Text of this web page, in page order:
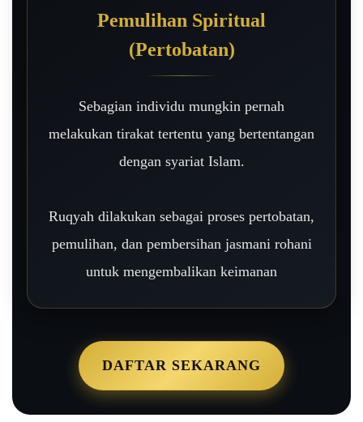
Pemulihan Spiritual
(Pertobatan)
Sebagian individu mungkin pernah
melakukan tirakat tertentu yang bertentangan
dengan syariat Islam.
Ruqyah dilakukan sebagai proses pertobatan,
pemulihan, dan pembersihan jasmani rohani
untuk mengembalikan keimanan
DAFTAR SEKARANG